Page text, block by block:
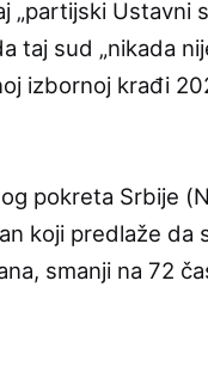
„partijski Ustavni
taj sud „nikada
izbornoj krađi
pokreta Srbije
koji predlaže
smanji na 72